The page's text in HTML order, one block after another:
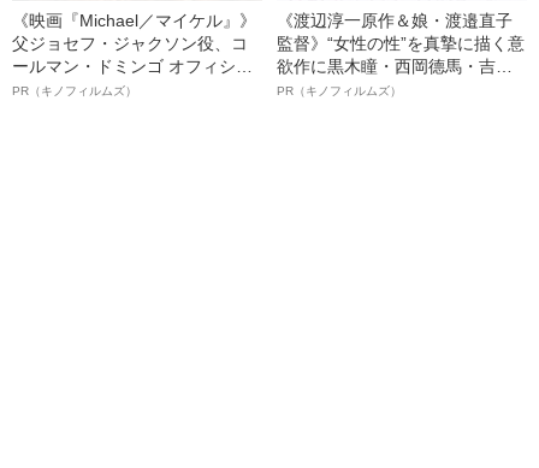
《映画『Michael／マイケル』》
父ジョセフ・ジャクソン役、コ
ールマン・ドミンゴ オフィシャ
ルインタビュー“観客を魅了した
PR（キノフィルムズ）
《渡辺淳一原作＆娘・渡邉直子
監督》“女性の性”を真摯に描く意
欲作に黒木瞳・西岡德馬・吉田
羊が出演決定！《映画『月がみ
PR（キノフィルムズ）